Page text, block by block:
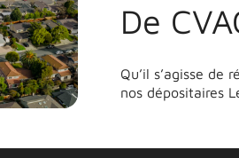
De
Qu’il s’agisse de
nos dépositaires